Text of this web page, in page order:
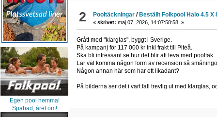
Egen pool hemma!
Spabad, året om!
2 Pooltäckningar /Beställt Folkpool Halo 4.5 X
«skrivet: maj 07, 2026, 14:07:58:58 »
Grått med "klarglas", byggt i Sverige.
På kampanj för 117 000 kr inkl frakt till Piteå.
Ska bli intressant se hur det blir att leva med pooltak.
Lär väl komma någon form av recension så
Någon annan här som har ett likadant?
På bilderna ser det i vart fall trevlig ut med klarglas,